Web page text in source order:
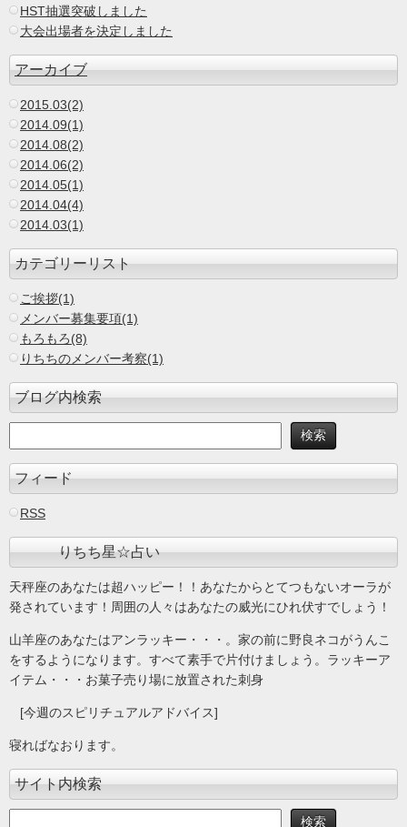
HST抽選突破しました
大会出場者を決定しました
アーカイブ
2015.03(2)
2014.09(1)
2014.08(2)
2014.06(2)
2014.05(1)
2014.04(4)
2014.03(1)
カテゴリーリスト
ご挨拶(1)
メンバー募集要項(1)
もろもろ(8)
りちちのメンバー考察(1)
ブログ内検索
フィード
RSS
りちち星☆占い
天秤座のあなたは超ハッピー！！あなたからとてつもないオーラが
発されています！周囲の人々はあなたの威光にひれ伏すでしょう！
山羊座のあなたはアンラッキー・・・。家の前に野良ネコがうんこ
をするようになります。すべて素手で片付けましょう。ラッキーア
イテム・・・お菓子売り場に放置された刺身
[今週のスピリチュアルアドバイス]
寝ればなおります。
サイト内検索